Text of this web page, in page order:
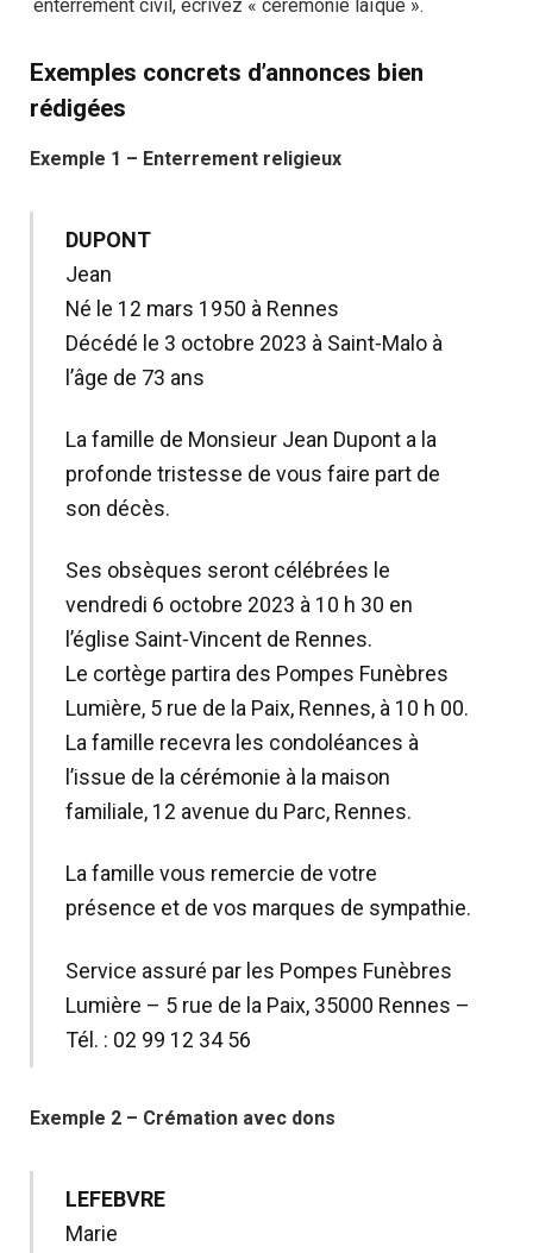
enterrement civil, écrivez « cérémonie laïque ».
Exemples concrets d’annonces bien
rédigées
Exemple 1 – Enterrement religieux
DUPONT
Jean
Né le 12 mars 1950 à Rennes
Décédé le 3 octobre 2023 à Saint‑Malo à
l’âge de 73 ans
La famille de Monsieur Jean Dupont a la
profonde tristesse de vous faire part de
son décès.
Ses obsèques seront célébrées le
vendredi 6 octobre 2023 à 10 h 30 en
l’église Saint‑Vincent de Rennes.
Le cortège partira des Pompes Funèbres
Lumière, 5 rue de la Paix, Rennes, à 10 h 00.
La famille recevra les condoléances à
l’issue de la cérémonie à la maison
familiale, 12 avenue du Parc, Rennes.
La famille vous remercie de votre
présence et de vos marques de sympathie.
Service assuré par les Pompes Funèbres
Lumière – 5 rue de la Paix, 35000 Rennes –
Tél. : 02 99 12 34 56
Exemple 2 – Crémation avec dons
LEFEBVRE
Marie